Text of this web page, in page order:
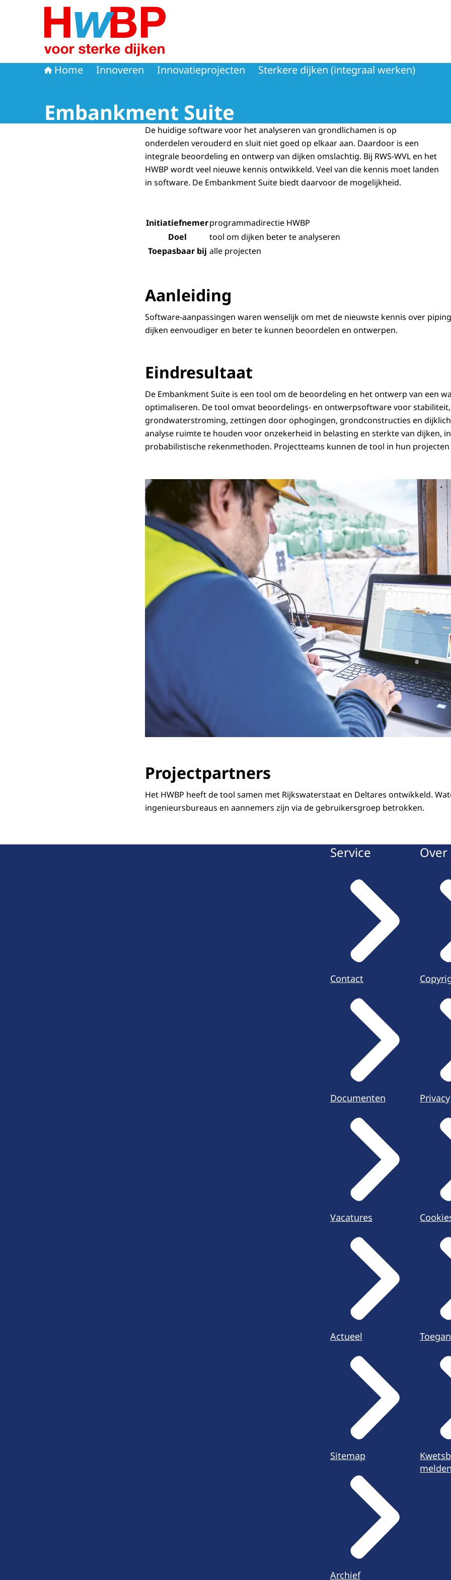
Naar de homepage van Hoogwaterbeschermingsprogramma
Home Innoveren Innovatieprojecten Sterkere dijken (integraal werken)
Embankment Suite
De huidige software voor het analyseren van grondlichamen is op
onderdelen verouderd en sluit niet goed op elkaar aan. Daardoor is een
integrale beoordeling en ontwerp van dijken omslachtig. Bij RWS-WVL en het
HWBP wordt veel nieuwe kennis ontwikkeld. Veel van die kennis moet landen
in software. De Embankment Suite biedt daarvoor de mogelijkheid.
Initiatiefnemerprogrammadirectie HWBP
Doel
tool om dijken beter te analyseren
Toepasbaar bij alle projecten
Aanleiding
Software-aanpassingen waren wenselijk om met de nieuwste kennis over
dijken eenvoudiger en beter te kunnen beoordelen en ontwerpen.
Eindresultaat
De Embankment Suite is een tool om de beoordeling en het ontwerp van een
optimaliseren. De tool omvat beoordelings- en ontwerpsoftware voor
grondwaterstroming, zettingen door ophogingen, grondconstructies en
analyse ruimte te houden voor onzekerheid in belasting en sterkte van dijken,
probabilistische rekenmethoden. Projectteams kunnen de tool in hun
Projectpartners
Het HWBP heeft de tool samen met Rijkswaterstaat en Deltares ontwikkeld.
ingenieursbureaus en aannemers zijn via de gebruikersgroep betrokken.
Service
Contact
Documenten
Vacatures
Actueel
Sitemap
Archief
Privacy